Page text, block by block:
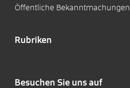
Öffentliche Bekanntmachungen
Rubriken
Besuchen Sie uns auf